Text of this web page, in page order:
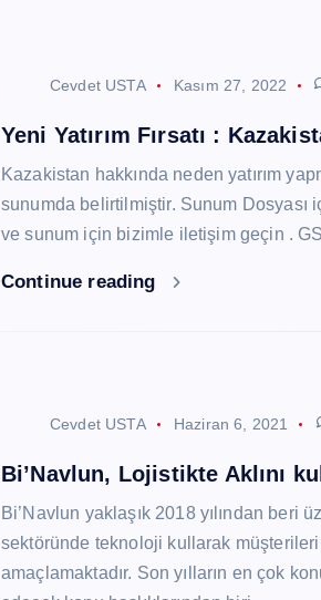
Cevdet USTA Kasım 27, 2022
Yeni Yatırım Fırsatı :
Kazakistan hakkında neden yatırım
sunumda belirtilmiştir. Sunum Dosyası
ve sunum için bizimle iletişim geçin .
Continue reading
Cevdet USTA Haziran 6, 2021
Bi’Navlun, Lojistikte Aklını
Bi’Navlun yaklaşık 2018 yılından beri
sektöründe teknoloji kullarak
amaçlamaktadır. Son yılların en çok